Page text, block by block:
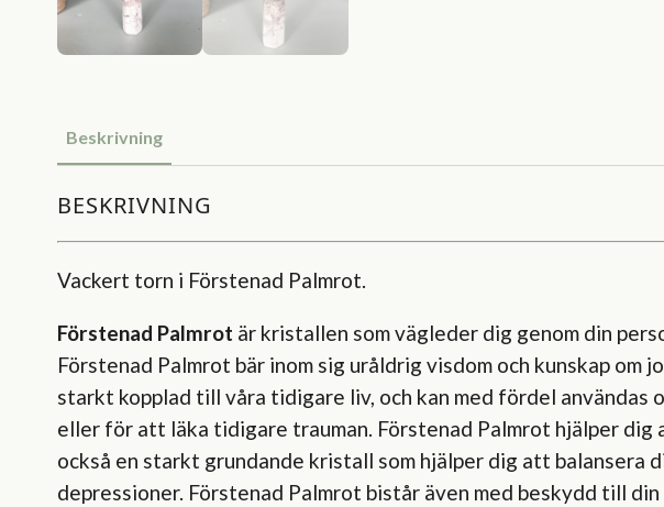
Beskrivning
BESKRIVNING
Vackert torn i Förstenad Palmrot.
Förstenad Palmrot är kristallen som vägleder dig genom din
Förstenad Palmrot bär inom sig uråldrig visdom och kunskap
starkt kopplad till våra tidigare liv, och kan med fördel
eller för att läka tidigare trauman. Förstenad Palmrot hjälper
också en starkt grundande kristall som hjälper dig att balansera
depressioner. Förstenad Palmrot bistår även med beskydd till